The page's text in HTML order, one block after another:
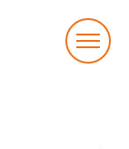
Ouvrir
le